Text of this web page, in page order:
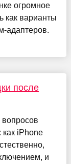
огромное
как варианты
адаптеров.
после
как iPhone
и